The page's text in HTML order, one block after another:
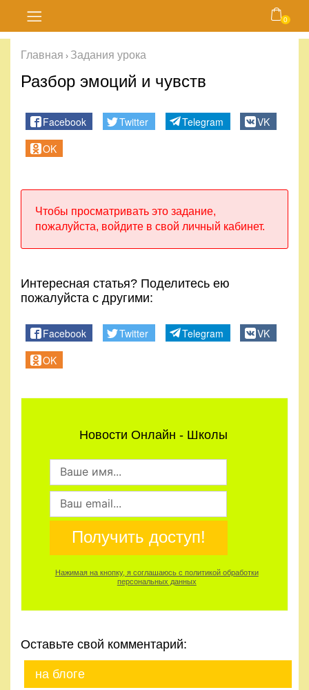
Блог
Курсы
Магазин
кабинет
Контакты
Правила
и
условия
Политика
0
Главная › Задания урока
Разбор эмоций и чувств
Facebook Twitter Telegram
VK
OK
Чтобы просматривать это задание,
пожалуйста, войдите в свой личный кабинет.
Интересная статья? Поделитесь ею
пожалуйста с другими:
Facebook Twitter Telegram
VK
OK
Новости Онлайн - Школы
Получить доступ!
Нажимая на кнопку, я соглашаюсь с политикой обработки
персональных данных
Оставьте свой комментарий:
на блоге